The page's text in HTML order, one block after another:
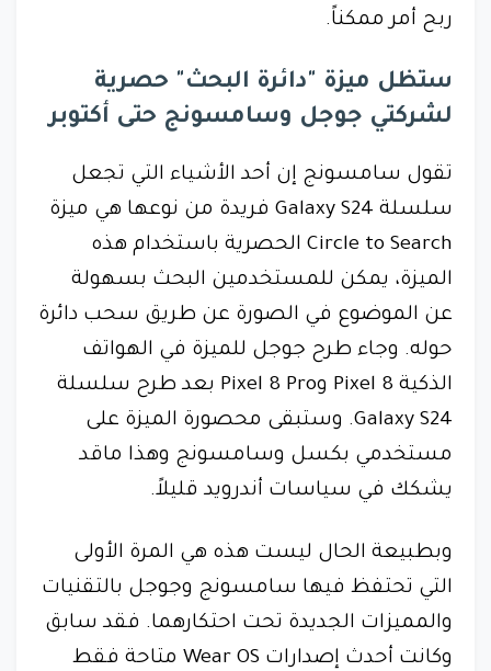
ربح أمر ممكناً.
ستظل ميزة "دائرة البحث" حصرية
لشركتي جوجل وسامسونج حتى أكتوبر
تقول سامسونج إن أحد الأشياء التي تجعل
سلسلة Galaxy S24 فريدة من نوعها هي ميزة
Circle to Search الحصرية باستخدام هذه
الميزة، يمكن للمستخدمين البحث بسهولة
عن الموضوع في الصورة عن طريق سحب دائرة
حوله. وجاء طرح جوجل للميزة في الهواتف
الذكية Pixel 8 وPixel 8 Pro بعد طرح سلسلة
Galaxy S24. وستبقى محصورة الميزة على
مستخدمي بكسل وسامسونج وهذا ماقد
يشكك في سياسات أندرويد قليلاً.
وبطبيعة الحال ليست هذه هي المرة الأولى
التي تحتفظ فيها سامسونج وجوجل بالتقنيات
والمميزات الجديدة تحت احتكارهما. فقد سابق
وكانت أحدث إصدارات Wear OS متاحة فقط